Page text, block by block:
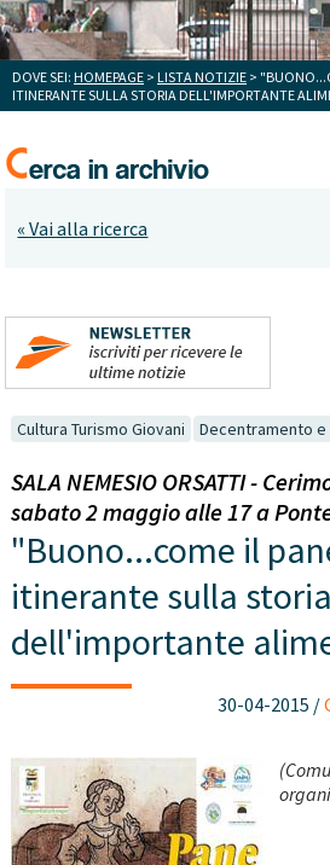
DOVE SEI: HOMEPAGE > LISTA NOTIZIE >
ITINERANTE SULLA STORIA DELL'IMPORTANTE
« Vai alla ricerca
Cultura Turismo Giovani Decentramento e
SALA NEMESIO ORSATTI -
sabato 2 maggio alle 17 a
"Buono...come il
itinerante sulla storia
dell'importante
30-04-2015 /